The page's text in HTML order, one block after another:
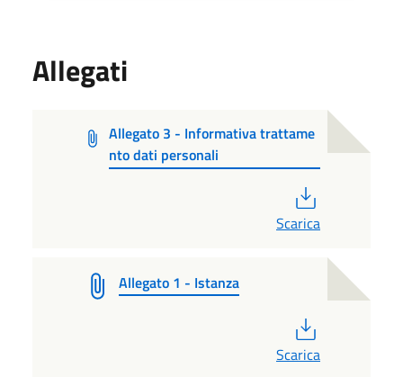
Allegati
Allegato 3 - Informativa trattame
nto dati personali
Scarica
Allegato 1 - Istanza
Scarica